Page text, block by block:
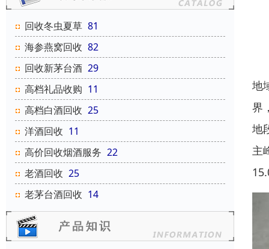
回收冬虫夏草 81
海参燕窝回收 82
回收新茅台酒 29
高档礼品收购 11
高档白酒回收 25
洋酒回收 11
高价回收烟酒服务 22
老酒回收 25
老茅台酒回收 14
地
界
地
主